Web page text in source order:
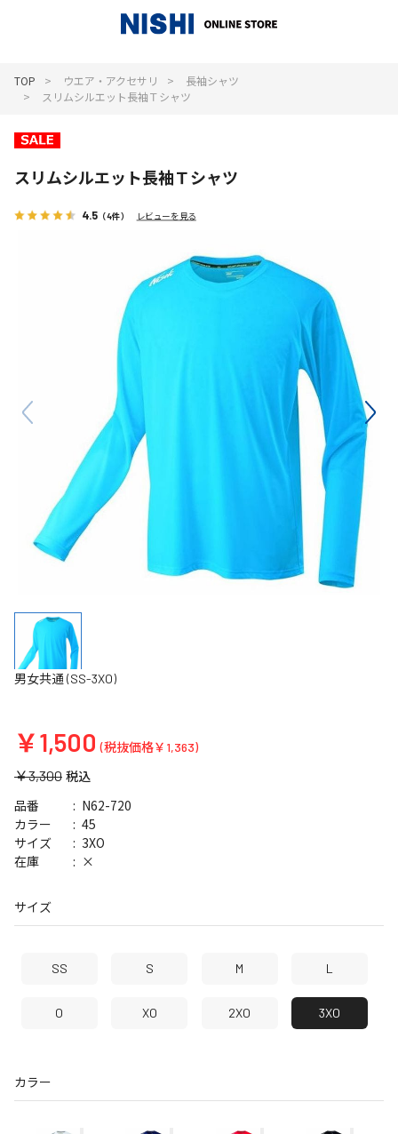
TOP ウエア・アクセサリ
長袖シャツ
スリムシルエット長袖Ｔシャツ
スリムシルエット長袖Ｔシャツ
4.5 （4件） レビューを見る
男女共通 (SS-3XO)
￥1,500 (税抜価格￥1,363)
￥3,300 税込
品番
N62-720
サイズ 3XO
カラー 45
在庫 ×
サイズ
SS S M L
O XO 2XO 3XO
カラー